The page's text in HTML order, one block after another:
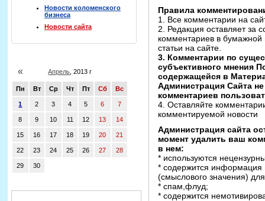
Новости коломенского
бизнеса
Новости сайта
« Апрель , 2013 г
Пн Вт Ср Чт Пт Сб Вс
1 2 3 4 5 6 7
8 9 10 11 12 13 14
15 16 17 18 19 20 21
22 23 24 25 26 27 28
29 30
Правила
1. Все комментарии на
2. Редакция оставляет за
комментариев в бумажной
статьи на сайте.
3. Комментарии по
субъективного мнения
содержащейся в
Администрация Сайта не
комментариев
4. Оставляйте
комментируемой новости
Администрация сайта
момент удалить ваш
в нем:
* используются
* содержится
(смыслового значения)
* спам,флуд;
* содержится